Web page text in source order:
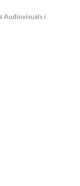
Audiovisuals i